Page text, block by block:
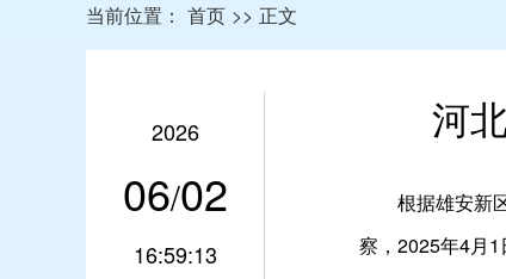
当前位置： 首页 >> 正文
2026
06/02
16:59:13
河
根据雄安新
察，2025年4月1